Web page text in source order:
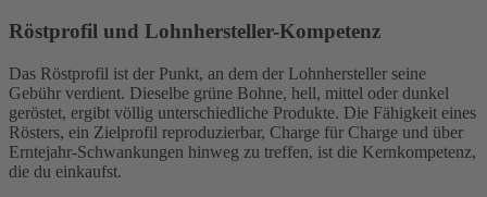
Röstprofil und Lohnhersteller-Kompetenz
Das Röstprofil ist der Punkt, an dem der Lohnhersteller seine
Gebühr verdient. Dieselbe grüne Bohne, hell, mittel oder dunkel
geröstet, ergibt völlig unterschiedliche Produkte. Die Fähigkeit eines
Rösters, ein Zielprofil reproduzierbar, Charge für Charge und über
Erntejahr-Schwankungen hinweg zu treffen, ist die Kernkompetenz,
die du einkaufst.